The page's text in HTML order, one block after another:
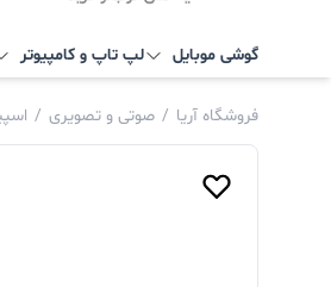
گوشی موبایل لپ تاپ و کامپیوتر
فروشگاه آریا / صوتی و تصویری /